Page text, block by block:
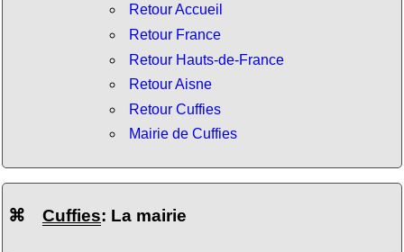
Retour Accueil
Retour France
Retour Hauts-de-France
Retour Aisne
Retour Cuffies
Mairie de Cuffies
⌘ Cuffies: La mairie